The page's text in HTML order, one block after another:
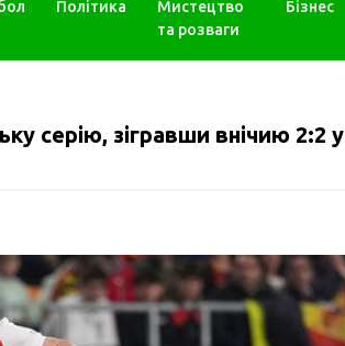
Політика
Мистецтво
та розваги
Бізнес
серію, зігравши внічию 2:2 у